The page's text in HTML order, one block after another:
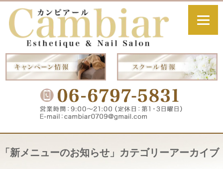
「 新メニューのお知らせ 」カテゴリーアーカイブ